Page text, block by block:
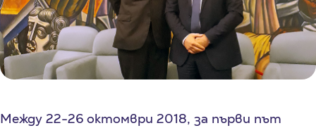
Между 22-26 октомври 2018, за първи път